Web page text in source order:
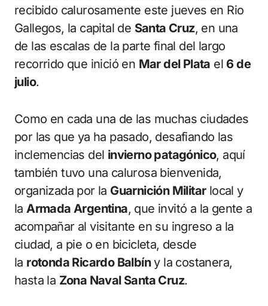
recibido calurosamente este jueves en Rio
Gallegos, la capital de Santa Cruz, en una
de las escalas de la parte final del largo
recorrido que inició en Mar del Plata el 6 de
julio.
Como en cada una de las muchas ciudades
por las que ya ha pasado, desafiando las
inclemencias del invierno patagónico, aquí
también tuvo una calurosa bienvenida,
organizada por la Guarnición Militarlocal y
laArmada Argentina, que invitó a la gente a
acompañar al visitante en su ingreso a la
ciudad, a pie o en bicicleta, desde
la rotonda Ricardo Balbíny la costanera,
hasta la Zona Naval Santa Cruz.